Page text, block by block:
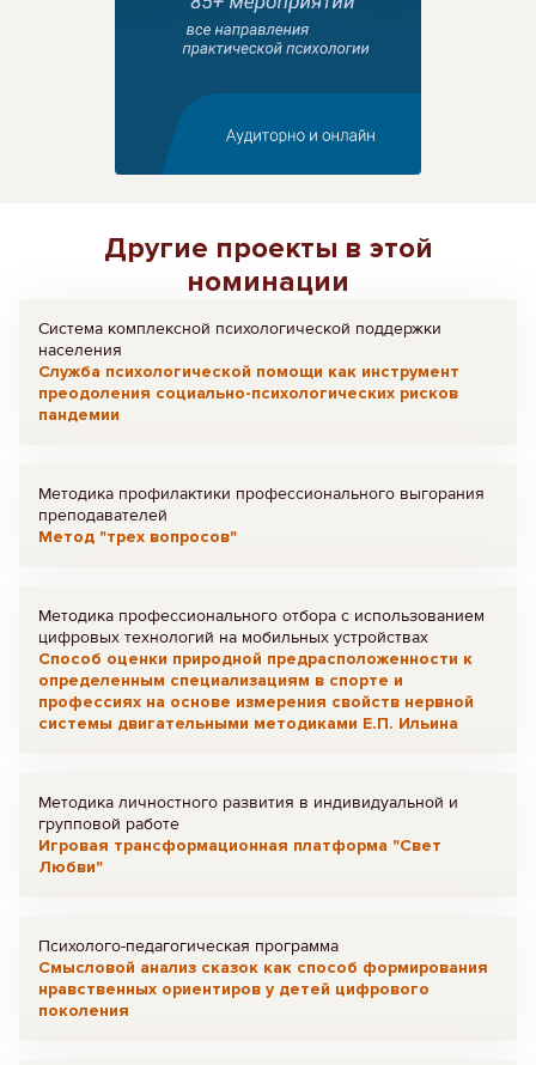
Другие проекты в этой
номинации
Система комплексной психологической поддержки
населения
Служба психологической помощи как инструмент
преодоления социально-психологических рисков
пандемии
Методика профилактики профессионального выгорания
преподавателей
Метод "трех вопросов"
Методика профессионального отбора с использованием
цифровых технологий на мобильных устройствах
Способ оценки природной предрасположенности к
определенным специализациям в спорте и
профессиях на основе измерения свойств нервной
системы двигательными методиками Е.П. Ильина
Методика личностного развития в индивидуальной и
групповой работе
Игровая трансформационная платформа "Свет
Любви"
Психолого-педагогическая программа
Смысловой анализ сказок как способ формирования
нравственных ориентиров у детей цифрового
поколения